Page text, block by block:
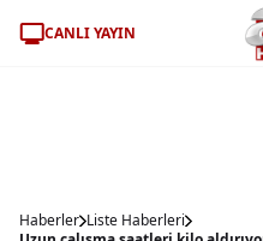
CANLI YAYIN
Haberler Liste Haberleri